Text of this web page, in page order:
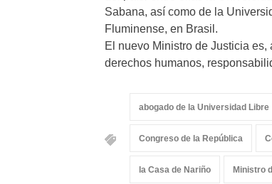
Sabana, así como de la
Fluminense, en Brasil.
El nuevo Ministro de Justicia
derechos humanos,
abogado de la Universidad Libre
Congreso de la República
la Casa de Nariño Ministro